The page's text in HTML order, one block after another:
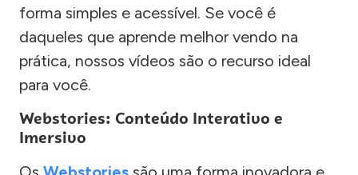
forma simples e acessível. Se você é
daqueles que aprende melhor vendo na
prática, nossos vídeos são o recurso ideal
para você.
Webstories: Conteúdo Interativo e
Imersivo